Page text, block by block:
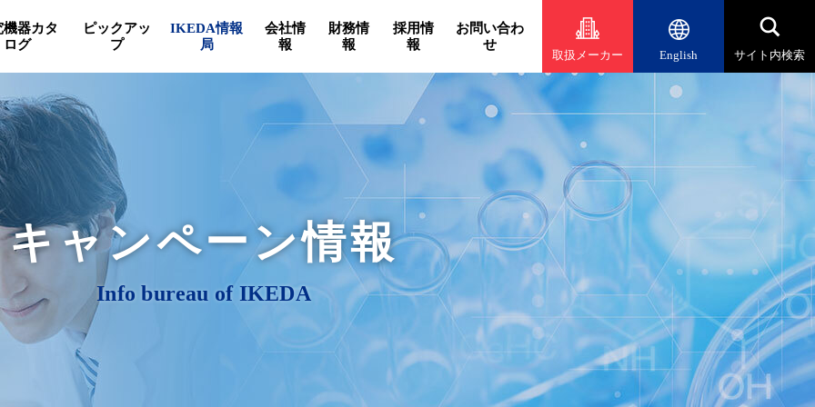
機器カタ
ログ
ピックアッ
プ
IKEDA情報
局
会社情
報
財務情
報
採用情
報
お問い合わ
せ
取扱メーカー English サイト内検索
キャンペーン情報